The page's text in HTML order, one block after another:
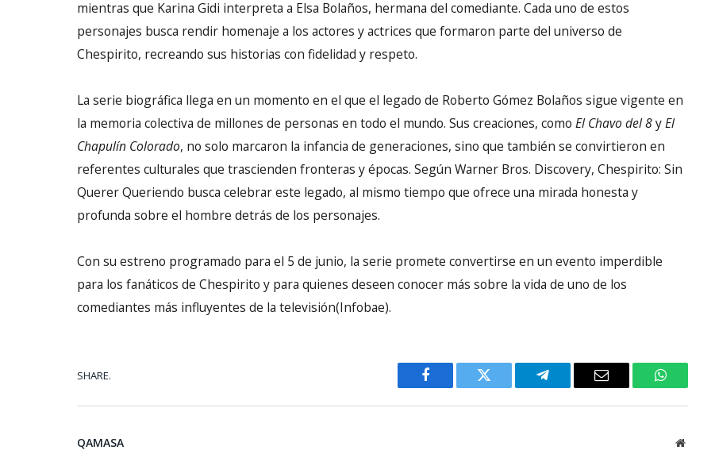
mientras que Karina Gidi interpreta a Elsa Bolaños, hermana del comediante. Cada uno de estos
personajes busca rendir homenaje a los actores y actrices que formaron parte del universo de
Chespirito, recreando sus historias con fidelidad y respeto.
La serie biográfica llega en un momento en el que el legado de Roberto Gómez Bolaños sigue vigente en
la memoria colectiva de millones de personas en todo el mundo. Sus creaciones, como El Chavo del 8yEl
Chapulín Colorado, no solo marcaron la infancia de generaciones, sino que también se convirtieron en
referentes culturales que trascienden fronteras y épocas. Según Warner Bros. Discovery, Chespirito: Sin
Querer Queriendo busca celebrar este legado, al mismo tiempo que ofrece una mirada honesta y
profunda sobre el hombre detrás de los personajes.
Con su estreno programado para el 5 de junio, la serie promete convertirse en un evento imperdible
para los fanáticos de Chespirito y para quienes deseen conocer más sobre la vida de uno de los
comediantes más influyentes de la televisión(Infobae).
SHARE.
Facebook Twitter Telegram Email WhatsApp
QAMASA Website